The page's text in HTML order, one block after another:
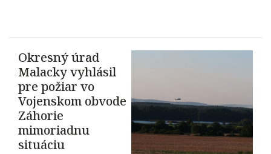
Okresný úrad
Malacky vyhlásil
pre požiar vo
Vojenskom obvode
Záhorie
mimoriadnu
situáciu